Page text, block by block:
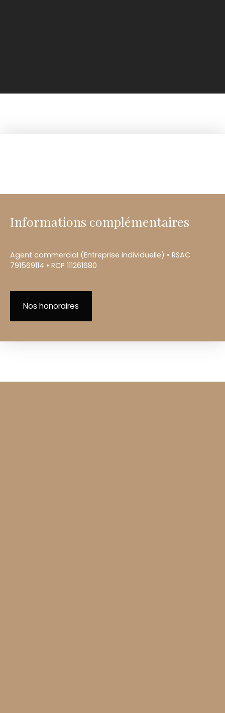
Informations complémentaires
Agent commercial (Entreprise individuelle) • RSAC
791569114 • RCP 111261680
Nos honoraires